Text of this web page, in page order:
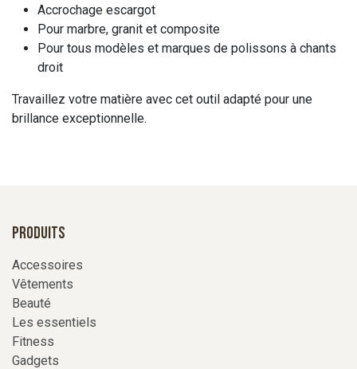
Accrochage escargot
Pour marbre, granit et composite
Pour tous modèles et marques de polissons à chants
droit
Travaillez votre matière avec cet outil adapté pour une
brillance exceptionnelle.
Produits
Accessoires
Vêtements
Beauté
Les essentiels
Fitness
Gadgets